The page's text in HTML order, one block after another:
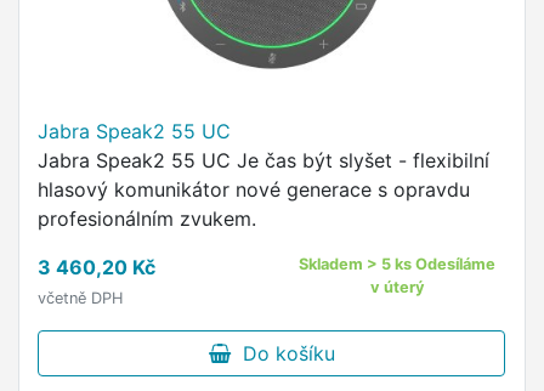
Jabra Speak2 55 UC
Jabra Speak2 55 UC Je čas být slyšet - flexibilní
hlasový komunikátor nové generace s opravdu
profesionálním zvukem.
3 460,20 Kč
včetně DPH
Skladem > 5 ks Odesíláme
v úterý
Do košíku